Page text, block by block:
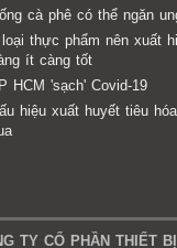
cà phê có thể ngăn
thực phẩm nên xuất
ít càng tốt
HCM 'sạch' Covid-19
hiệu xuất huyết tiêu
TY CỔ PHẦN THIẾT